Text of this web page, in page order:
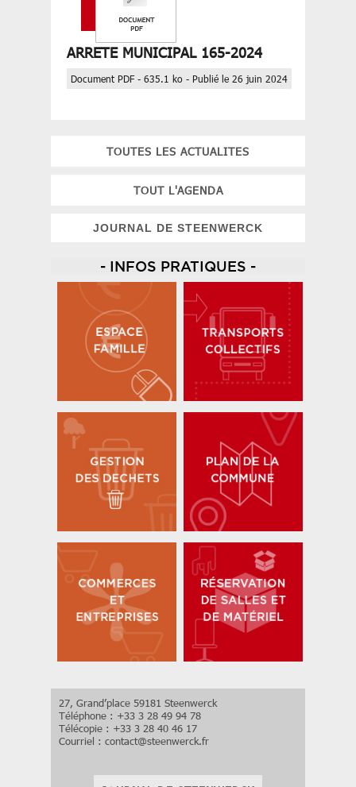
ARRETE MUNICIPAL 165-2024
Document PDF - 635.1 ko - Publié le 26 juin 2024
TOUTES LES ACTUALITES
TOUT L'AGENDA
JOURNAL DE STEENWERCK
- INFOS PRATIQUES -
27, Grand’place 59181 Steenwerck
Téléphone : +33 3 28 49 94 78
Télécopie : +33 3 28 40 46 17
Courriel : contact@steenwerck.fr